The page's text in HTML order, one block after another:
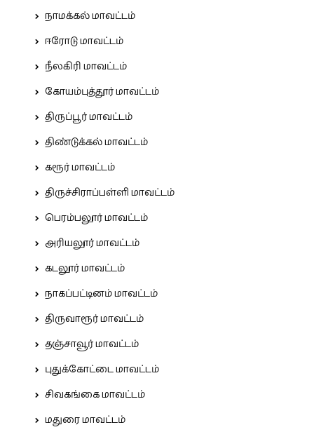
நாமக்கல் மாவட்டம்
ஈரோடு மாவட்டம்
நீலகிரி மாவட்டம்
கோயம்புத்தூர் மாவட்டம்
திருப்பூர் மாவட்டம்
திண்டுக்கல் மாவட்டம்
கரூர் மாவட்டம்
திருச்சிராப்பள்ளி மாவட்டம்
பெரம்பலூர் மாவட்டம்
அரியலூர் மாவட்டம்
கடலூர் மாவட்டம்
நாகப்பட்டினம் மாவட்டம்
திருவாரூர் மாவட்டம்
தஞ்சாவூர் மாவட்டம்
புதுக்கோட்டை மாவட்டம்
சிவகங்கை மாவட்டம்
மதுரை மாவட்டம்